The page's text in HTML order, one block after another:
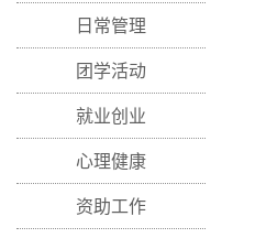
日常管理
团学活动
就业创业
心理健康
资助工作